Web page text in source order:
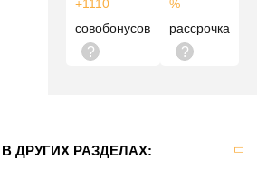
+1110
совобонусов
?
%
рассрочка
?
ДРУГИХ РАЗДЕЛАХ: